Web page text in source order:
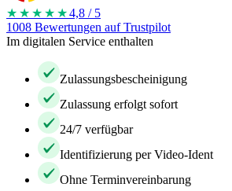
★★★★ ★4,8 / 5
1008 Bewertungen auf Trustpilot
Im digitalen Service enthalten
Zulassungsbescheinigung
Zulassung erfolgt sofort
24/7 verfügbar
Identifizierung per Video-Ident
Ohne Terminvereinbarung